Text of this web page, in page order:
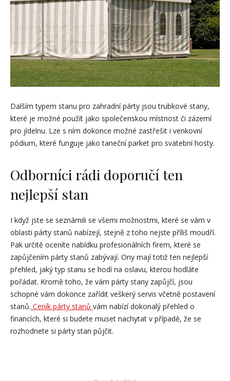
Dalším typem stanu pro zahradní párty jsou trubkové stany,
které je možné použít jako společenskou místnost či zázemí
pro jídelnu. Lze s ním dokonce možné zastřešit i venkovní
pódium, které funguje jako taneční parket pro svatební hosty.
Odborníci rádi doporučí ten
nejlepší stan
I když jste se seznámili se všemi možnostmi, které se vám v
oblasti párty stanů nabízejí, stejně z toho nejste příliš moudří.
Pak určitě oceníte nabídku profesionálních firem, které se
zapůjčením párty stanů zabývají. Ony mají totiž ten nejlepší
přehled, jaký typ stanu se hodí na oslavu, kterou hodláte
pořádat. Kromě toho, že vám párty stany zapůjčí, jsou
schopné vám dokonce zařídit veškerý servis včetně postavení
stanů. Ceník párty stanů vám nabízí dokonalý přehled o
financích, které si budete muset nachytat v případě, že se
rozhodnete si párty stan půjčit.